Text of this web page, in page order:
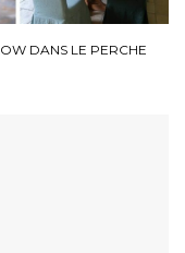
DANS LE PERCHE